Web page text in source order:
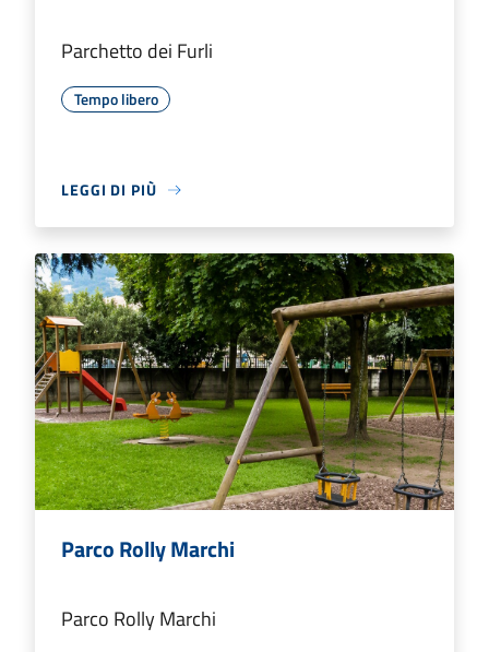
Parchetto dei Furli
Tempo libero
LEGGI DI PIÙ
Parco Rolly Marchi
Parco Rolly Marchi